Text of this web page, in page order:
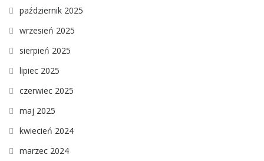
październik 2025
wrzesień 2025
sierpień 2025
lipiec 2025
czerwiec 2025
maj 2025
kwiecień 2024
marzec 2024